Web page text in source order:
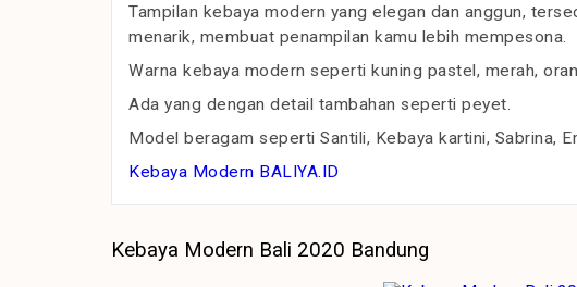
Tampilan kebaya modern yang elegan dan anggun,
menarik, membuat penampilan kamu lebih mempesona.
Warna kebaya modern seperti kuning pastel, merah,
Ada yang dengan detail tambahan seperti peyet.
Model beragam seperti Santili, Kebaya kartini, Sabrina,
Kebaya Modern BALIYA.ID
Kebaya Modern Bali 2020 Bandung